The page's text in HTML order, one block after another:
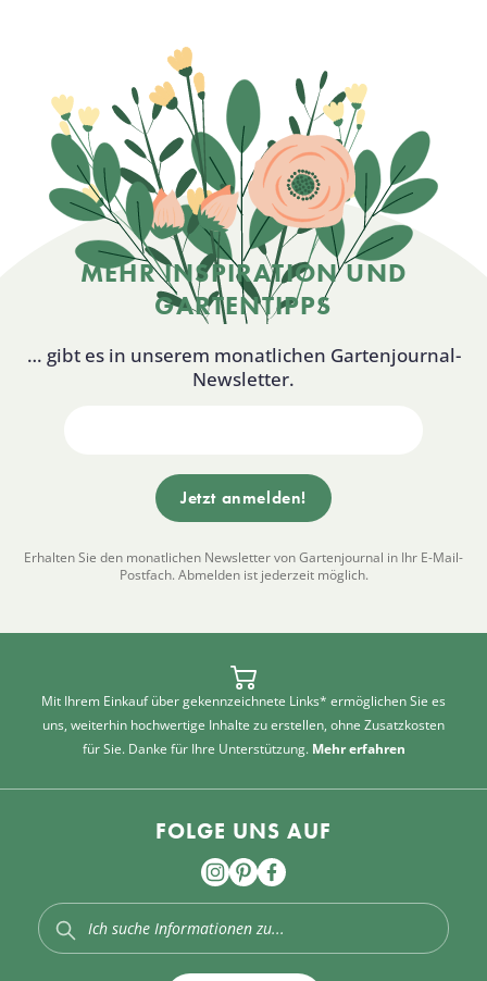
MEHR INSPIRATION UND
GARTENTIPPS
… gibt es in unserem monatlichen Gartenjournal-
Newsletter.
Erhalten Sie den monatlichen Newsletter von Gartenjournal in Ihr E-Mail-
Postfach. Abmelden ist jederzeit möglich.
Mit Ihrem Einkauf über gekennzeichnete Links* ermöglichen Sie es
uns, weiterhin hochwertige Inhalte zu erstellen, ohne Zusatzkosten
für Sie. Danke für Ihre Unterstützung. Mehr erfahren
FOLGE UNS AUF